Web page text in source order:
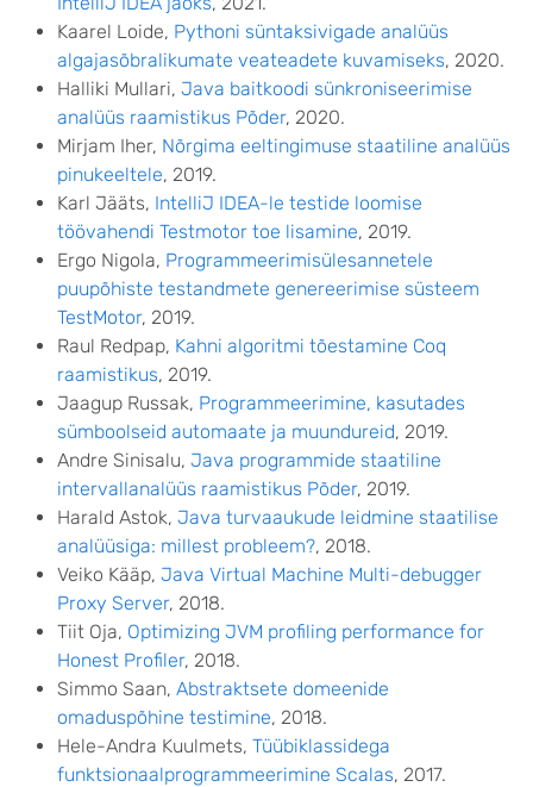
Kaarel Loide, Pythoni süntaksivigade analüüs
algajasõbralikumate veateadete kuvamiseks, 2020.
Halliki Mullari, Java baitkoodi sünkroniseerimise
analüüs raamistikus Põder, 2020.
Mirjam Iher, Nõrgima eeltingimuse staatiline analüüs
pinukeeltele, 2019.
Karl Jääts, IntelliJ IDEA-le testide loomise
töövahendi Testmotor toe lisamine, 2019.
Ergo Nigola, Programmeerimisülesannetele
puupõhiste testandmete genereerimise süsteem
TestMotor, 2019.
Raul Redpap, Kahni algoritmi tõestamine Coq
raamistikus, 2019.
Jaagup Russak, Programmeerimine, kasutades
sümboolseid automaate ja muundureid, 2019.
Andre Sinisalu, Java programmide staatiline
intervallanalüüs raamistikus Põder, 2019.
Harald Astok, Java turvaaukude leidmine staatilise
analüüsiga: millest probleem?, 2018.
Veiko Kääp, Java Virtual Machine Multi-debugger
Proxy Server, 2018.
Tiit Oja, Optimizing JVM profiling performance for
Honest Profiler, 2018.
Simmo Saan, Abstraktsete domeenide
omaduspõhine testimine, 2018.
Hele-Andra Kuulmets, Tüübiklassidega
funktsionaalprogrammeerimine Scalas, 2017.